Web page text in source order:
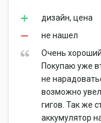
дизайн, цена
не нашел
Очень
Покупаю уже
не
возможно
гигов. Так же
аккумулятор